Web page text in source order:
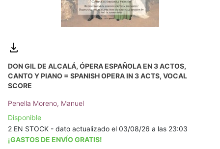
DON GIL DE ALCALÁ, ÓPERA ESPAÑOLA EN 3 ACTOS,
CANTO Y PIANO = SPANISH OPERA IN 3 ACTS, VOCAL
SCORE
Penella Moreno, Manuel
Disponible
2 EN STOCK - dato actualizado el 03/08/26 a las 23:03
¡GASTOS DE ENVÍO GRATIS!